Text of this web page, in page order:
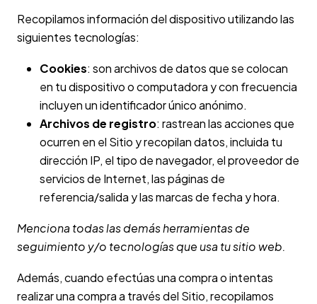
Recopilamos información del dispositivo utilizando las
siguientes tecnologías:
Cookies: son archivos de datos que se colocan
en tu dispositivo o computadora y con frecuencia
incluyen un identificador único anónimo.
Archivos de registro: rastrean las acciones que
ocurren en el Sitio y recopilan datos, incluida tu
dirección IP, el tipo de navegador, el proveedor de
servicios de Internet, las páginas de
referencia/salida y las marcas de fecha y hora.
Menciona todas las demás herramientas de
seguimiento y/o tecnologías que usa tu sitio web.
Además, cuando efectúas una compra o intentas
realizar una compra a través del Sitio, recopilamos